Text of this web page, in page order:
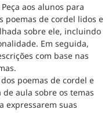
Peça aos alunos para
poemas de cordel lidos e
sobre ele, incluindo
Em seguida,
com base nas
poemas de cordel e
aula sobre os temas
expressarem suas